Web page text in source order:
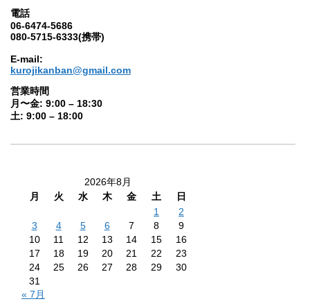
電話
06-6474-5686
080-5715-6333(携帯)
E-mail:
kurojikanban@gmail.com
営業時間
月〜金: 9:00 – 18:30
土: 9:00 – 18:00
2026年8月
月
火 水 木 金 土
日
1
2
3
4 5 6 7 8
9
10
11 12 13 14 15
16
17
18 19 20 21 22
23
24
25 26 27 28 29
30
31
« 7月